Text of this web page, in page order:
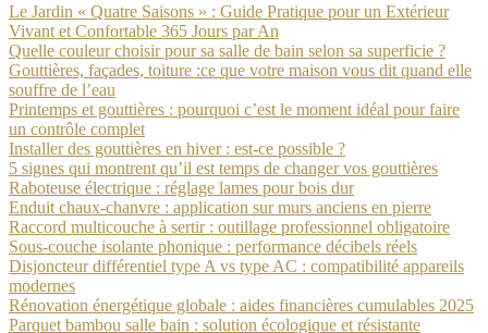
Le Jardin « Quatre Saisons » : Guide Pratique pour un Extérieur
Vivant et Confortable 365 Jours par An
Quelle couleur choisir pour sa salle de bain selon sa superficie ?
Gouttières, façades, toiture :ce que votre maison vous dit quand elle
souffre de l’eau
Printemps et gouttières : pourquoi c’est le moment idéal pour faire
un contrôle complet
Installer des gouttières en hiver : est-ce possible ?
5 signes qui montrent qu’il est temps de changer vos gouttières
Raboteuse électrique : réglage lames pour bois dur
Enduit chaux-chanvre : application sur murs anciens en pierre
Raccord multicouche à sertir : outillage professionnel obligatoire
Sous-couche isolante phonique : performance décibels réels
Disjoncteur différentiel type A vs type AC : compatibilité appareils
modernes
Rénovation énergétique globale : aides financières cumulables 2025
Parquet bambou salle bain : solution écologique et résistante